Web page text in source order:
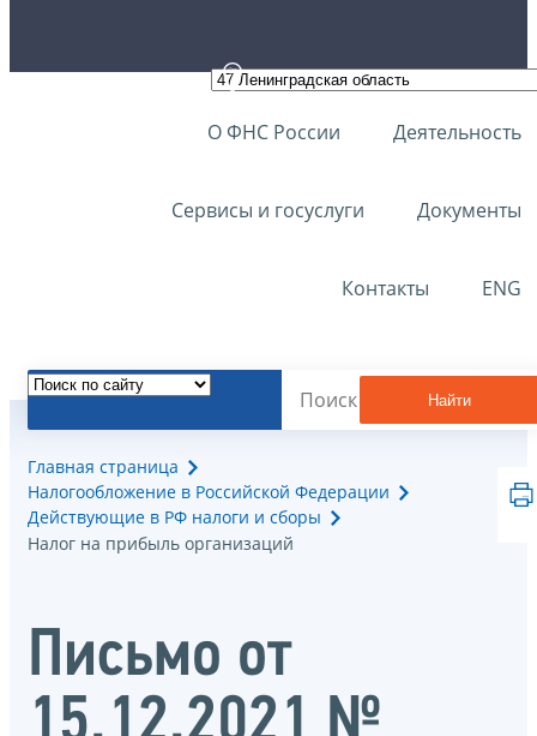
О ФНС России Деятельность
Сервисы и госуслуги Документы
Контакты ENG
Найти
Главная страница
Налогообложение в Российской Федерации
Действующие в РФ налоги и сборы
Налог на прибыль организаций
Письмо от